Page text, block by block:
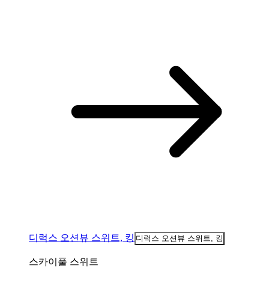
디럭스 오션뷰 스위트, 킹 디럭스 오션뷰 스위트, 킹
스카이풀 스위트